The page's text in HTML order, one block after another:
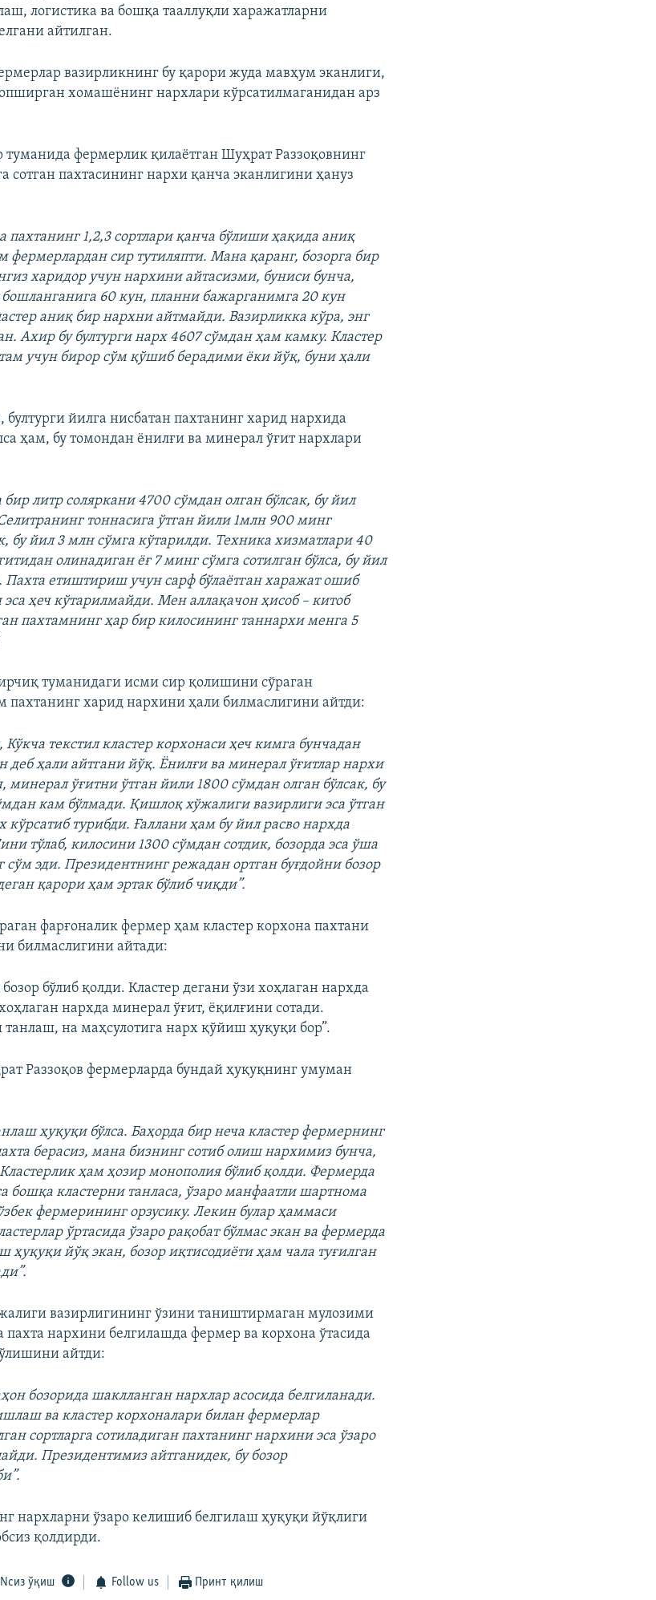
логистика ва бошқа тааллуқли харажатларни
айтилган.
вазирликнинг бу қарори жуда мавҳум эканлиги,
хомашёнинг нархлари кўрсатилмаганидан арз
туманида фермерлик қилаётган Шуҳрат Раззоқовнинг
сотган пахтасининг нархи қанча эканлигини ҳануз
пахтанинг 1,2,3 сортлари қанча бўлиши ҳақида аниқ
фермерлардан сир тутиляпти. Мана қаранг, бозорга бир
харидор учун нархини айтасизми, буниси бунча,
60 кун, планни бажарганимга 20 кун
аниқ бир нархни айтмайди. Вазирликка кўра, энг
Ахир бу бултурги нарх 4607 сўмдан ҳам камку. Кластер
учун бирор сўм қўшиб берадими ёки йўқ, буни ҳали
йилга нисбатан пахтанинг харид нархида
ҳам, бу томондан ёнилғи ва минерал ўғит нархлари
литр соляркани 4700 сўмдан олган бўлсак, бу йил
тоннасига ўтган йили 1млн 900 минг
бу йил 3 млн сўмга кўтарилди. Техника хизматлари 40
олинадиган ёғ 7 минг сўмга сотилган бўлса, бу йил
Пахта етиштириш учун сарф бўлаётган харажат ошиб
ҳеч кўтарилмайди. Мен аллақачон ҳисоб – китоб
пахтамнинг ҳар бир килосининг таннархи менга 5
туманидаги исми сир қолишини сўраган
пахтанинг харид нархини ҳали билмаслигини айтди:
текстил кластер корхонаси ҳеч кимга бунчадан
деб ҳали айтгани йўқ. Ёнилғи ва минерал ўғитлар нархи
ўғитни ўтган йили 1800 сўмдан олган бўлсак, бу
кам бўлмади. Қишлоқ хўжалиги вазирлиги эса ўтган
кўрсатиб турибди. Ғаллани ҳам бу йил расво нархда
тўлаб, килосини 1300 сўмдан сотдик, бозорда эса ўша
эди. Президентнинг режадан ортган буғдойни бозор
қарори ҳам эртак бўлиб чиқди”.
фарғоналик фермер ҳам кластер корхона пахтани
билмаслигини айтади:
бўлиб қолди. Кластер дегани ўзи хоҳлаган нархда
нархда минерал ўғит, ёқилғини сотади.
на маҳсулотига нарх қўйиш ҳуқуқи бор”.
Раззоқов фермерларда бундай ҳуқуқнинг умуман
ҳуқуқи бўлса. Баҳорда бир неча кластер фермернинг
берасиз, мана бизнинг сотиб олиш нархимиз бунча,
ҳам ҳозир монополия бўлиб қолди. Фермерда
бошқа кластерни танласа, ўзаро манфаатли шартнома
фермерининг орзусику. Лекин булар ҳаммаси
ўртасида ўзаро рақобат бўлмас экан ва фермерда
ҳуқуқи йўқ экан, бозор иқтисодиёти ҳам чала туғилган
вазирлигининг ўзини таништирмаган мулозими
пахта нархини белгилашда фермер ва корхона ўтасида
айтди:
бозорида шаклланган нархлар асосида белгиланади.
ва кластер корхоналари билан фермерлар
сортларга сотиладиган пахтанинг нархини эса ўзаро
Президентимиз айтганидек, бу бозор
нархларни ўзаро келишиб белгилаш ҳуқуқи йўқлиги
қолдирди.
ўқиш Follow us Принт қилиш